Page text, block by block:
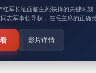
军长征面临生死抉择的关键时
志军事领导权，在毛主席的正确
影片详情